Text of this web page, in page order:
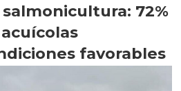
72%
favorables